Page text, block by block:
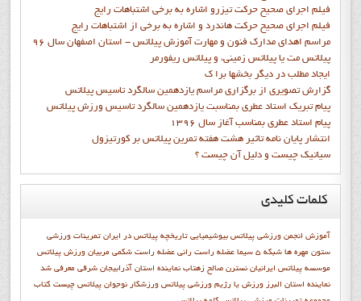
فيلم اجراي صحيح حرکت تيزرو اشاره به برخي اشتباهات رايج
فيلم اجراي صحيح حرکت هاندرد و اشاره به برخي از اشتباهات رايج
مراسم اهدای مدارک فنون و مهارت آموزش پیلاتس - استان اصفهان سال 96
پیلاتس مت یا پیلاتس زمینی، و پیلاتس ریفورمر
ايجاد مطلب در ديگر بخشها برا ک
گزارش تصويري از برگزاري مراسم يازدهمين سالگرد تاسيس پيلاتس
پيام تبريک استاد عطري بمناسبت يازدهمين سالگرد تاسيس ورزش پيلاتس
پيام استاد عطري بمناسب آغاز سال 1396
انتشار پايان نامه تاثیر هشت هفته تمرین پیلاتس بر کورتیزول
سیاتیک چیست و دلیل آن چیست ؟
کلماتکلیدی
آموزش انجمن ورزشي پيلاتس بیوشیمیایی تاریخچه پیلاتس در ایران تمرینات ورزشی
ستون مهره ها شبكه 5 سيما عضله راست رانی عضله راست شکمی مربیان ورزش پیلاتس
موسسه پیلاتس ایرانیان نسترن صالح زهتاب نماينده استان آذرابيجان شرقي معرفي شد
نماينده استان البرز ورزش يا رژيم ورزشي پيلاتس ورزشکار نوجوان پيلاتس چيست کتاب